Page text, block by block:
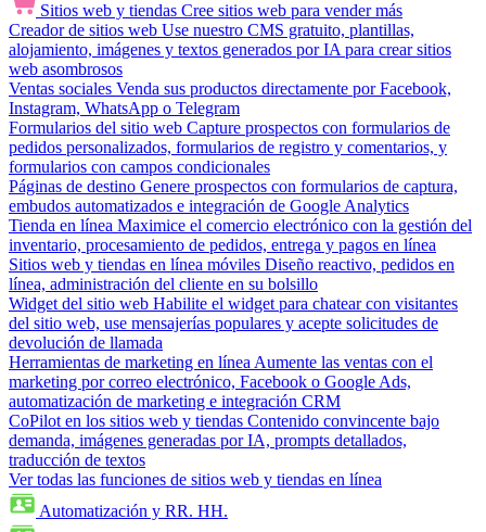
Sitios web y tiendas Cree sitios web para vender más
Creador de sitios web Use nuestro CMS gratuito, plantillas,
alojamiento, imágenes y textos generados por IA para crear sitios
web asombrosos
Ventas sociales Venda sus productos directamente por Facebook,
Instagram, WhatsApp o Telegram
Formularios del sitio web Capture prospectos con formularios de
pedidos personalizados, formularios de registro y comentarios, y
formularios con campos condicionales
Páginas de destino Genere prospectos con formularios de captura,
embudos automatizados e integración de Google Analytics
Tienda en línea Maximice el comercio electrónico con la gestión del
inventario, procesamiento de pedidos, entrega y pagos en línea
Sitios web y tiendas en línea móviles Diseño reactivo, pedidos en
línea, administración del cliente en su bolsillo
Widget del sitio web Habilite el widget para chatear con visitantes
del sitio web, use mensajerías populares y acepte solicitudes de
devolución de llamada
Herramientas de marketing en línea Aumente las ventas con el
marketing por correo electrónico, Facebook o Google Ads,
automatización de marketing e integración CRM
CoPilot en los sitios web y tiendas Contenido convincente bajo
demanda, imágenes generadas por IA, prompts detallados,
traducción de textos
Ver todas las funciones de sitios web y tiendas en línea
Automatización y RR. HH.